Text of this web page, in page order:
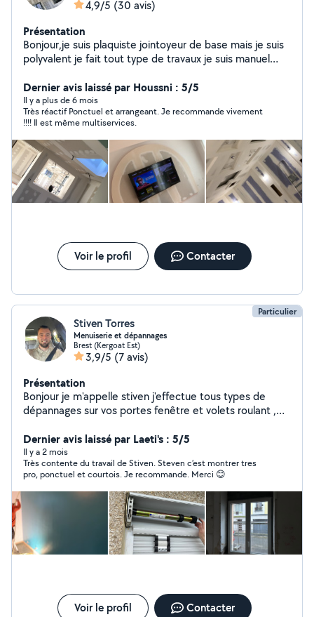
4,9/5 (30 avis)
Présentation
Bonjour,je suis plaquiste jointoyeur de base mais je suis
polyvalent je fait tout type de travaux je suis manuel
Dernier avis laissé par Houssni : 5/5
Il y a plus de 6 mois
Très réactif Ponctuel et arrangeant. Je recommande vivement
!!!! Il est même multiservices.
Voir le profil Contacter
Particulier
Stiven Torres
Menuiserie et dépannages
Brest (Kergoat Est)
3,9/5 (7 avis)
Présentation
Bonjour je m'appelle stiven j'effectue tous types de
dépannages sur vos portes fenêtre et volets roulant ,
peinture, tapisserie , montage démontage de tous
types de matériaux ,déménagement et tous ce qui est
petit travaux très motivé , très minutieux et polyvalent
disponible rapidement devis gratuit
Dernier avis laissé par Laeti's : 5/5
Il y a 2 mois
Très contente du travail de Stiven. Steven c’est montrer tres
pro, ponctuel et courtois. Je recommande. Merci 😊
Voir le profil Contacter